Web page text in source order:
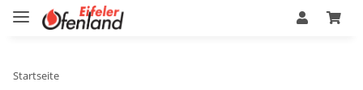
Startseite